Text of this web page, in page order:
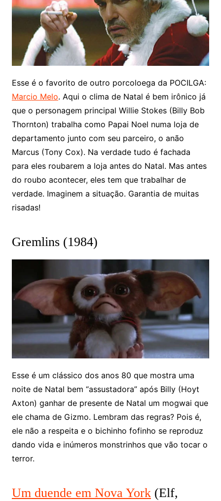
Esse é o favorito de outro porcoloega da POCILGA:
Marcio Melo. Aqui o clima de Natal é bem irônico já
que o personagem principal Willie Stokes (Billy Bob
Thornton) trabalha como Papai Noel numa loja de
departamento junto com seu parceiro, o anão
Marcus (Tony Cox). Na verdade tudo é fachada
para eles roubarem a loja antes do Natal. Mas antes
do roubo acontecer, eles tem que trabalhar de
verdade. Imaginem a situação. Garantia de muitas
risadas!
Gremlins (1984)
Esse é um clássico dos anos 80 que mostra uma
noite de Natal bem “assustadora” após Billy (Hoyt
Axton) ganhar de presente de Natal um mogwai que
ele chama de Gizmo. Lembram das regras? Pois é,
ele não a respeita e o bichinho fofinho se reproduz
dando vida e inúmeros monstrinhos que vão tocar o
terror.
Um duende em Nova York(Elf,